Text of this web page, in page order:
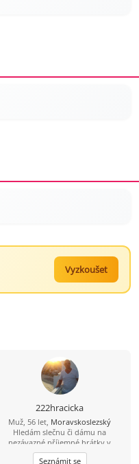
Vyzkoušet
222hracicka
Muž, 56 let, Moravskoslezský
Hledám slečnu či dámu na
nezávazné příjemné hrátky v
dopoledních hodinách. Žádné
Seznámit se